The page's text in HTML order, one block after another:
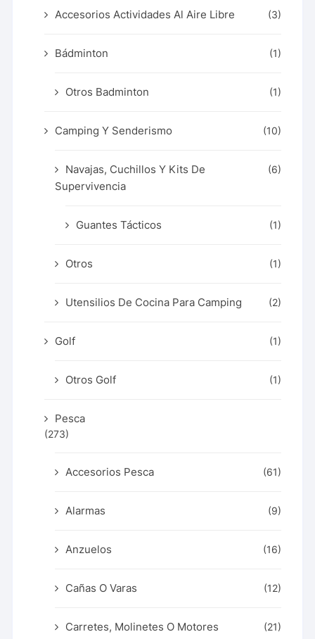
Accesorios Actividades Al Aire Libre (3)
Bádminton (1)
Otros Badminton (1)
Camping Y Senderismo (10)
Navajas, Cuchillos Y Kits De
Supervivencia
(6)
Guantes Tácticos (1)
Otros (1)
Utensilios De Cocina Para Camping (2)
Golf (1)
Otros Golf (1)
Pesca
(273)
Accesorios Pesca (61)
Alarmas (9)
Anzuelos (16)
Cañas O Varas (12)
Carretes, Molinetes O Motores (21)